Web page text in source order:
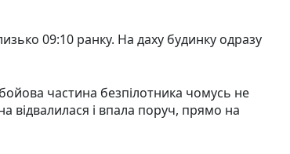
09:10 ранку. На даху будинку одразу
частина безпілотника чомусь не
відвалилася і впала поруч, прямо на